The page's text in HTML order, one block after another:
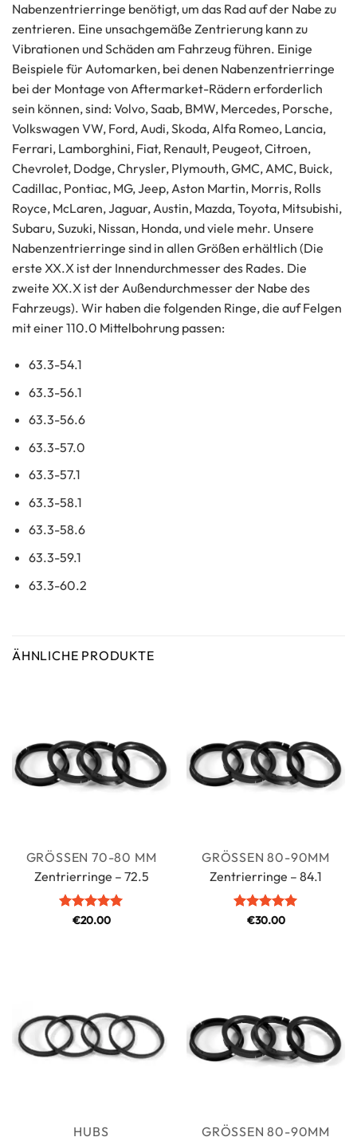
Nabenzentrierringe benötigt, um das Rad auf der Nabe zu
zentrieren. Eine unsachgemäße Zentrierung kann zu
Vibrationen und Schäden am Fahrzeug führen. Einige
Beispiele für Automarken, bei denen Nabenzentrierringe
bei der Montage von Aftermarket-Rädern erforderlich
sein können, sind: Volvo, Saab, BMW, Mercedes, Porsche,
Volkswagen VW, Ford, Audi, Skoda, Alfa Romeo, Lancia,
Ferrari, Lamborghini, Fiat, Renault, Peugeot, Citroen,
Chevrolet, Dodge, Chrysler, Plymouth, GMC, AMC, Buick,
Cadillac, Pontiac, MG, Jeep, Aston Martin, Morris, Rolls
Royce, McLaren, Jaguar, Austin, Mazda, Toyota, Mitsubishi,
Subaru, Suzuki, Nissan, Honda, und viele mehr. Unsere
Nabenzentrierringe sind in allen Größen erhältlich (Die
erste XX.X ist der Innendurchmesser des Rades. Die
zweite XX.X ist der Außendurchmesser der Nabe des
Fahrzeugs). Wir haben die folgenden Ringe, die auf Felgen
mit einer 110.0 Mittelbohrung passen:
63.3-54.1
63.3-56.1
63.3-56.6
63.3-57.0
63.3-57.1
63.3-58.1
63.3-58.6
63.3-59.1
63.3-60.2
ÄHNLICHE PRODUKTE
GRÖSSEN 70-80 MM
Zentrierringe – 72.5
Bewertet
€20.00
GRÖSSEN 80-90MM
Zentrierringe – 84.1
Bewertet
€30.00
HUBS
GRÖSSEN 80-90MM